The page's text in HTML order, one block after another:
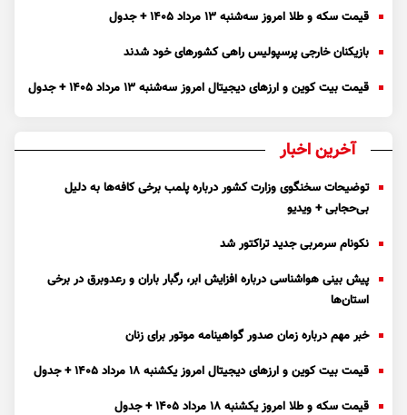
قیمت سکه و طلا امروز سه‌شنبه ۱۳ مرداد ۱۴۰۵ + جدول
بازیکنان خارجی پرسپولیس راهی کشور‌های خود شدند
قیمت بیت کوین و ارز‌های دیجیتال امروز سه‌شنبه ۱۳ مرداد ۱۴۰۵ + جدول
آخرین اخبار
توضیحات سخنگوی وزارت کشور درباره پلمب برخی کافه‌ها به دلیل
بی‌حجابی + ویدیو
نکونام سرمربی جدید تراکتور شد
پیش بینی هواشناسی درباره افزایش ابر، رگبار باران و رعدوبرق در برخی
استان‌ها
خبر مهم درباره زمان صدور گواهینامه موتور برای زنان
قیمت بیت کوین و ارز‌های دیجیتال امروز یکشنبه ۱۸ مرداد ۱۴۰۵ + جدول
قیمت سکه و طلا امروز یکشنبه ۱۸ مرداد ۱۴۰۵ + جدول